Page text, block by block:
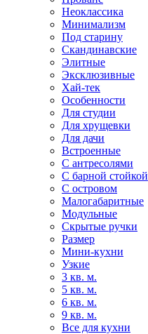
Неоклассика
Минимализм
Под старину
Скандинавские
Элитные
Эксклюзивные
Хай-тек
Особенности
Для студии
Для хрущевки
Для дачи
Встроенные
С антресолями
С барной стойкой
С островом
Малогабаритные
Модульные
Скрытые ручки
Размер
Мини-кухни
Узкие
3 кв. м.
5 кв. м.
6 кв. м.
9 кв. м.
Все для кухни